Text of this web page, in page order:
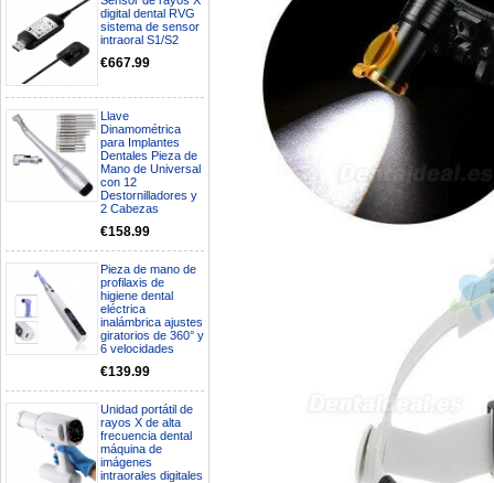
digital dental RVG
sistema de sensor
intraoral S1/S2
€667.99
Llave
Dinamométrica
para Implantes
Dentales Pieza de
Mano de Universal
con 12
Destornilladores y
2 Cabezas
€158.99
Pieza de mano de
profilaxis de
higiene dental
eléctrica
inalámbrica ajustes
giratorios de 360° y
6 velocidades
€139.99
Unidad portátil de
rayos X de alta
frecuencia dental
máquina de
imágenes
intraorales digitales
Boa noite gostaria de saber se
seria possível entrega em
Portugal e quanto tempo no
máximo demoraria pra a morada
av Francisco Sá Carneiro n40
5430-423 Valpacos do seguinte
produto - Motor eléctrico dental
inalámbrico IPR pieza de mano
ortodoncia y pulido 2 en 1.
Rita
29/07/2026
Mi formulario de pedido: S /
N.2026060712980804 ,
BUENOS DIAS CUANDO
GRACIAS
clinicadentalcunit
11/06/2026
Hola buenos días respecto al